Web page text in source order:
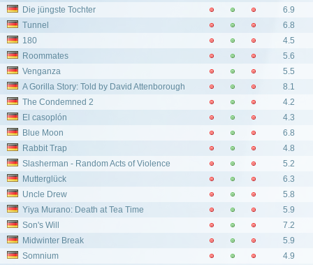
Die jüngste Tochter
6.9
Tunnel
6.8
180
4.5
Roommates
5.6
Venganza
5.5
A Gorilla Story: Told by David Attenborough
8.1
The Condemned 2
4.2
El casoplón
4.3
Blue Moon
6.8
Rabbit Trap
4.8
Slasherman - Random Acts of Violence
5.2
Mutterglück
6.3
Uncle Drew
5.8
Yiya Murano: Death at Tea Time
5.9
Son's Will
7.2
Midwinter Break
5.9
Somnium
4.9